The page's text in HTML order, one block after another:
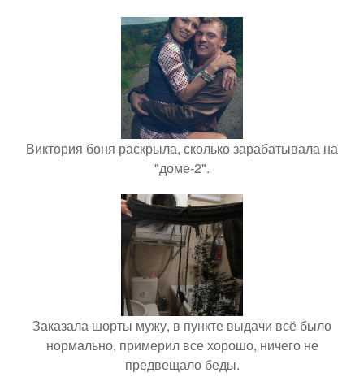
Виктория боня раскрыла, сколько зарабатывала на
"доме-2".
Заказала шорты мужу, в пункте выдачи всё было
нормально, примерил все хорошо, ничего не
предвещало беды.